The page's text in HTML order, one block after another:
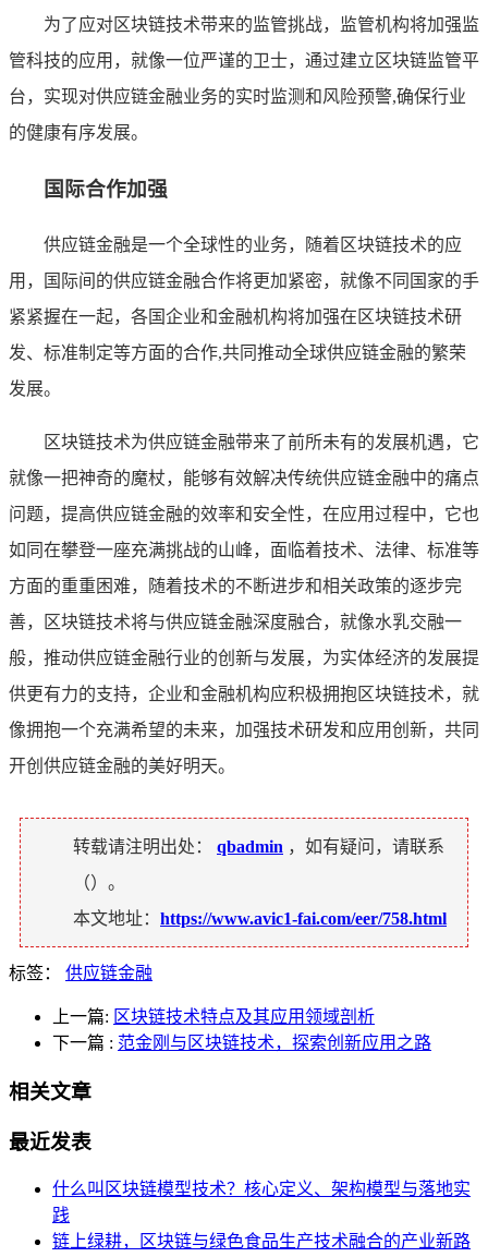
为了应对区块链技术带来的监管挑战，监管机构将加强监
管科技的应用，就像一位严谨的卫士，通过建立区块链监管平
台，实现对供应链金融业务的实时监测和风险预警,确保行业
的健康有序发展。
国际合作加强
供应链金融是一个全球性的业务，随着区块链技术的应
用，国际间的供应链金融合作将更加紧密，就像不同国家的手
紧紧握在一起，各国企业和金融机构将加强在区块链技术研
发、标准制定等方面的合作,共同推动全球供应链金融的繁荣
发展。
区块链技术为供应链金融带来了前所未有的发展机遇，它
就像一把神奇的魔杖，能够有效解决传统供应链金融中的痛点
问题，提高供应链金融的效率和安全性，在应用过程中，它也
如同在攀登一座充满挑战的山峰，面临着技术、法律、标准等
方面的重重困难，随着技术的不断进步和相关政策的逐步完
善，区块链技术将与供应链金融深度融合，就像水乳交融一
般，推动供应链金融行业的创新与发展，为实体经济的发展提
供更有力的支持，企业和金融机构应积极拥抱区块链技术，就
像拥抱一个充满希望的未来，加强技术研发和应用创新，共同
开创供应链金融的美好明天。
转载请注明出处： qbadmin ，如有疑问，请联系
（）。
本文地址： https://www.avic1-fai.com/eer/758.html
标签： 供应链金融
上一篇: 区块链技术特点及其应用领域剖析
下一篇 : 范金刚与区块链技术，探索创新应用之路
相关文章
最近发表
什么叫区块链模型技术？核心定义、架构模型与落地实
践
链上绿耕，区块链与绿色食品生产技术融合的产业新路